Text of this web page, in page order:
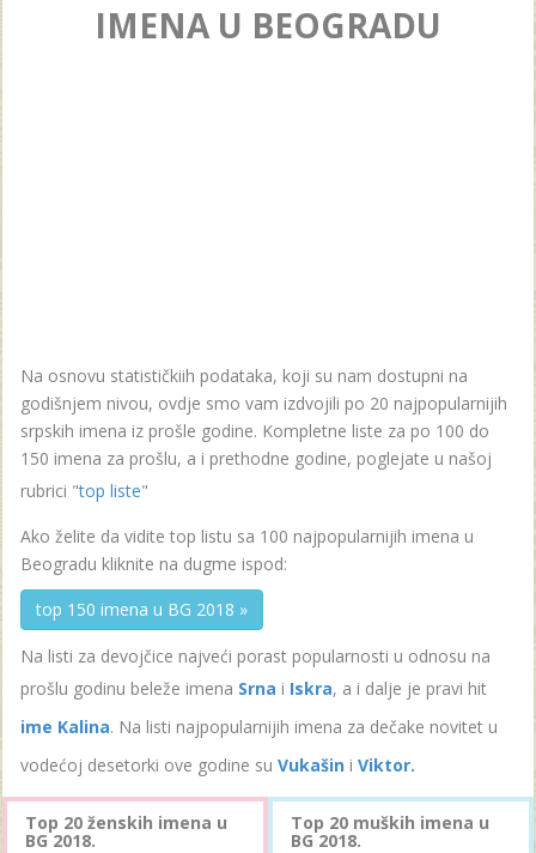
IMENA U BEOGRADU
Na osnovu statističkiih podataka, koji su nam dostupni na
godišnjem nivou, ovdje smo vam izdvojili po 20 najpopularnijih
srpskih imena iz prošle godine. Kompletne liste za po 100 do
150 imena za prošlu, a i prethodne godine, poglejate u našoj
rubrici "top liste"
Ako želite da vidite top listu sa 100 najpopularnijih imena u
Beogradu kliknite na dugme ispod:
top 150 imena u BG 2018 »
Na listi za devojčice najveći porast popularnosti u odnosu na
prošlu godinu beleže imena Srna i Iskra, a i dalje je pravi hit
ime Kalina. Na listi najpopularnijih imena za dečake novitet u
vodećoj desetorki ove godine su Vukašin i Viktor.
Top 20 ženskih imena u
BG 2018.
Top 20 muških imena u
BG 2018.